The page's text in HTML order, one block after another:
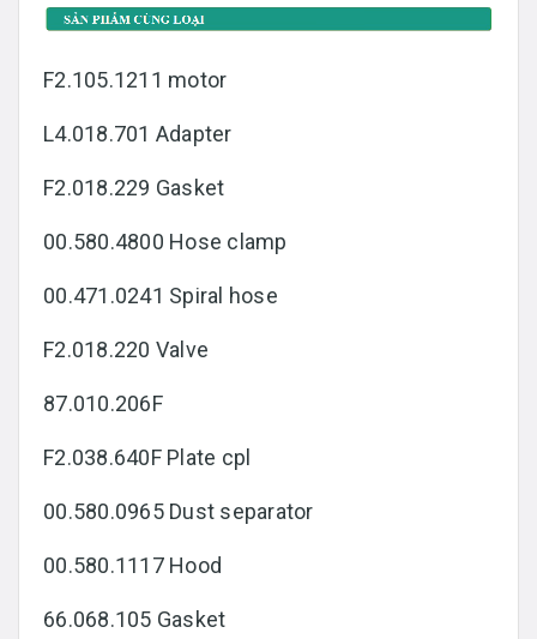
F2.105.1211 motor
L4.018.701 Adapter
F2.018.229 Gasket
00.580.4800 Hose clamp
00.471.0241 Spiral hose
F2.018.220 Valve
87.010.206F
F2.038.640F Plate cpl
00.580.0965 Dust separator
00.580.1117 Hood
66.068.105 Gasket